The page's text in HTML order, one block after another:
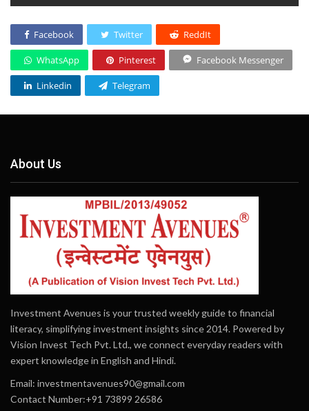
Facebook Twitter ReddIt
WhatsApp Pinterest Facebook Messenger
Linkedin Telegram
About Us
Investment Avenues is your trusted weekly guide to financial
literacy, simplifying investment insights since 2014. Powered by
Vision Invest Tech Pvt. Ltd., we connect everyday readers with
expert knowledge in English and Hindi.
Email: investmentavenues90@gmail.com
Contact Number:+91 73899 26586